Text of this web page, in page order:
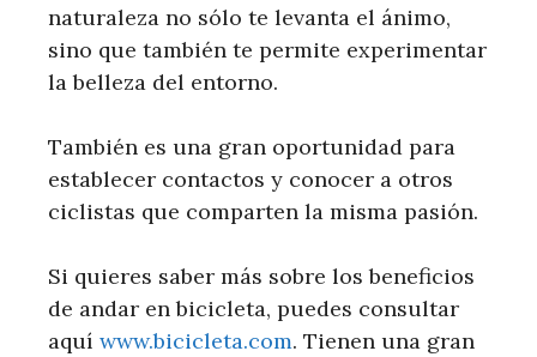
naturaleza no sólo te levanta el ánimo,
sino que también te permite experimentar
la belleza del entorno.
También es una gran oportunidad para
establecer contactos y conocer a otros
ciclistas que comparten la misma pasión.
Si quieres saber más sobre los beneficios
de andar en bicicleta, puedes consultar
aquí www.bicicleta.com. Tienen una gran